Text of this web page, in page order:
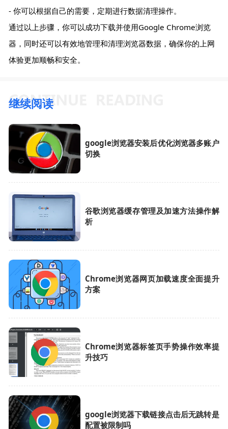
- 你可以根据自己的需要，定期进行数据清理操作。
通过以上步骤，你可以成功下载并使用Google Chrome浏览
器，同时还可以有效地管理和清理浏览器数据，确保你的上网
体验更加顺畅和安全。
继续阅读
google浏览器安装后优化浏览器多账户
切换
谷歌浏览器缓存管理及加速方法操作解
析
Chrome浏览器网页加载速度全面提升
方案
Chrome浏览器标签页手势操作效率提
升技巧
google浏览器下载链接点击后无跳转是
配置被限制吗